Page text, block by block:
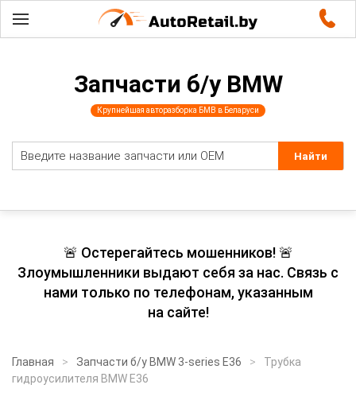
Запчасти б/у BMW
Крупнейшая авторазборка БМВ в Беларуси
🚨 Остерегайтесь мошенников! 🚨
Злоумышленники выдают себя за нас. Связь с
нами только по телефонам, указанным
на сайте!
Главная Запчасти б/у BMW 3-series E36
Трубка
гидроусилителя BMW E36